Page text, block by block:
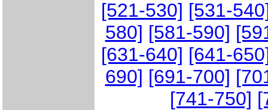
[521-530] [531-
580] [581-590]
[631-640] [641-
690] [691-700]
[741-750]